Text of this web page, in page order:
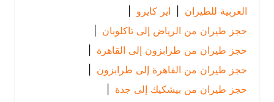
العربية للطيران | اير كايرو
|
حجز طيران من الرياض إلى تاكلوبان |
حجز طيران من طرابزون إلى القاهرة |
حجز طيران من القاهرة إلى طرابزون |
حجز طيران من بيشكيك إلى جدة